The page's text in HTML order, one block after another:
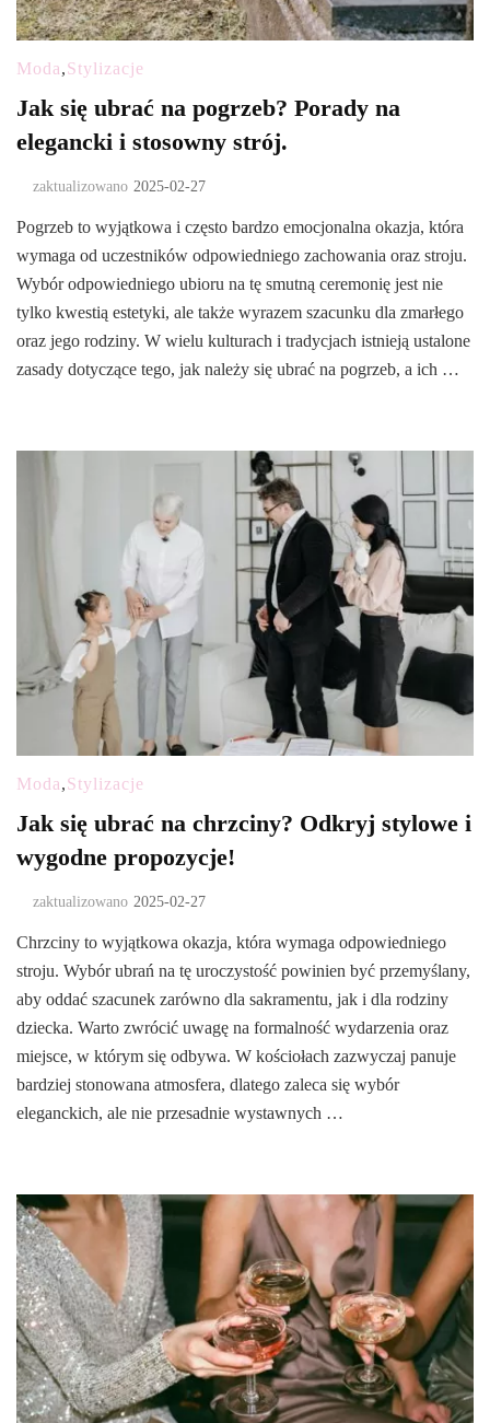
Moda,Stylizacje
Jak się ubrać na pogrzeb? Porady na
elegancki i stosowny strój.
zaktualizowano 2025-02-27
Pogrzeb to wyjątkowa i często bardzo emocjonalna okazja, która
wymaga od uczestników odpowiedniego zachowania oraz stroju.
Wybór odpowiedniego ubioru na tę smutną ceremonię jest nie
tylko kwestią estetyki, ale także wyrazem szacunku dla zmarłego
oraz jego rodziny. W wielu kulturach i tradycjach istnieją ustalone
zasady dotyczące tego, jak należy się ubrać na pogrzeb, a ich …
Moda,Stylizacje
Jak się ubrać na chrzciny? Odkryj stylowe i
wygodne propozycje!
zaktualizowano 2025-02-27
Chrzciny to wyjątkowa okazja, która wymaga odpowiedniego
stroju. Wybór ubrań na tę uroczystość powinien być przemyślany,
aby oddać szacunek zarówno dla sakramentu, jak i dla rodziny
dziecka. Warto zwrócić uwagę na formalność wydarzenia oraz
miejsce, w którym się odbywa. W kościołach zazwyczaj panuje
bardziej stonowana atmosfera, dlatego zaleca się wybór
eleganckich, ale nie przesadnie wystawnych …